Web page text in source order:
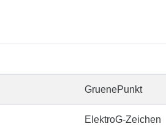
GruenePunkt
ElektroG-Zeichen